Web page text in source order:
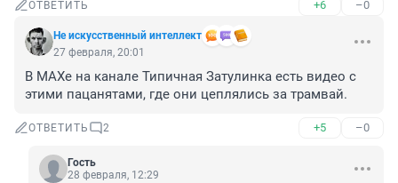
ОТВЕТИТЬ +6 –0
Не искусственный интеллект
27 февраля, 20:01
В МАХе на канале Типичная Затулинка есть видео с
этими пацанятами, где они цеплялись за трамвай.
ОТВЕТИТЬ 2 +5 –0
Гость
28 февраля, 12:29